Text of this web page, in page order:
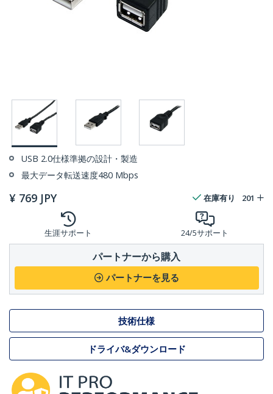
USB 2.0仕様準拠の設計・製造
最大データ転送速度480 Mbps
¥ 769 JPY 在庫有り 201
生涯サポート 24/5サポート
パートナーから購入
パートナーを見る
技術仕様
ドライバ&ダウンロード